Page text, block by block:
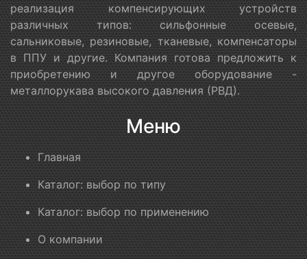
реализация компенсирующих устройств
различных типов: сильфонные осевые,
сальниковые, резиновые, тканевые, компенсаторы
в ППУ и другие. Компания готова предложить к
приобретению и другое оборудование -
металлорукава высокого давления (РВД).
Меню
Главная
Каталог: выбор по типу
Каталог: выбор по применению
О компании